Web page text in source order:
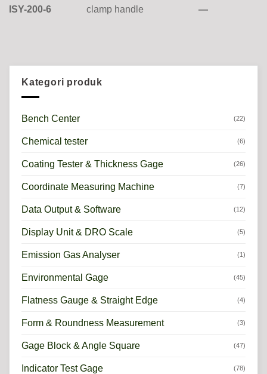
ISY-200-6 clamp handle —
Kategori produk
Bench Center (22)
Chemical tester (6)
Coating Tester & Thickness Gage (26)
Coordinate Measuring Machine (7)
Data Output & Software (12)
Display Unit & DRO Scale (5)
Emission Gas Analyser (1)
Environmental Gage (45)
Flatness Gauge & Straight Edge (4)
Form & Roundness Measurement (3)
Gage Block & Angle Square (47)
Indicator Test Gage (78)